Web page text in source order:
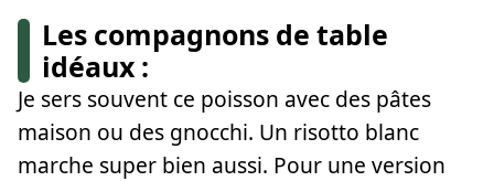
Les compagnons de table
idéaux :
Je sers souvent ce poisson avec des pâtes
maison ou des gnocchi. Un risotto blanc
marche super bien aussi. Pour une version